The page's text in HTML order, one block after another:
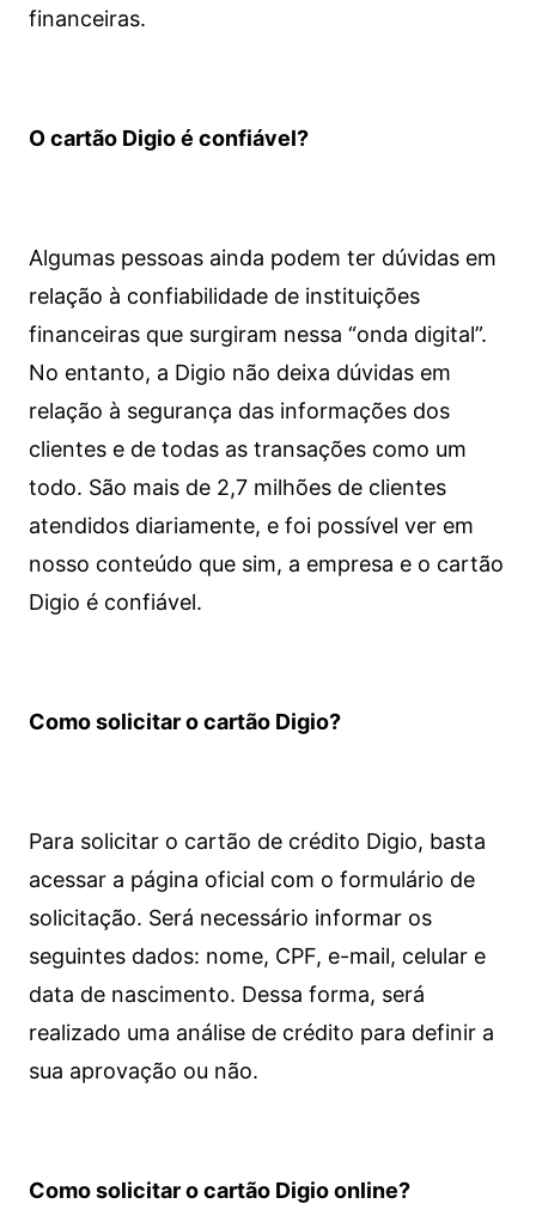
financeiras.
O cartão Digio é confiável?
Algumas pessoas ainda podem ter dúvidas em
relação à confiabilidade de instituições
financeiras que surgiram nessa “onda digital”.
No entanto, a Digio não deixa dúvidas em
relação à segurança das informações dos
clientes e de todas as transações como um
todo. São mais de 2,7 milhões de clientes
atendidos diariamente, e foi possível ver em
nosso conteúdo que sim, a empresa e o cartão
Digio é confiável.
Como solicitar o cartão Digio?
Para solicitar o cartão de crédito Digio, basta
acessar a página oficial com o formulário de
solicitação. Será necessário informar os
seguintes dados: nome, CPF, e-mail, celular e
data de nascimento. Dessa forma, será
realizado uma análise de crédito para definir a
sua aprovação ou não.
Como solicitar o cartão Digio online?